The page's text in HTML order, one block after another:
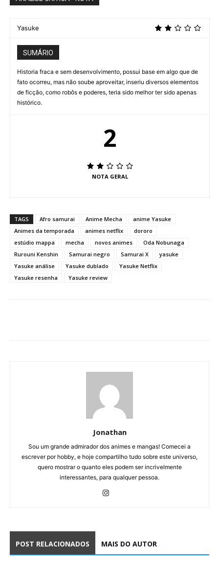
Yasuke
SUMÁRIO
Historia fraca e sem desenvolvimento, possui base em algo que de
fato ocorreu, mas não soube aproveitar, inseriu diversos elementos
de ficção, como robôs e poderes, teria sido melhor ter sido apenas
histórico.
2
NOTA GERAL
TAGS Afro samurai Anime Mecha
anime Yasuke
Animes da temporada
animes netflix
dororo
estúdio mappa
mecha novos animes
Oda Nobunaga
Rurouni Kenshin
Samurai negro Samurai X
yasuke
Yasuke análise
Yasuke dublado
Yasuke Netflix
Yasuke resenha
Yasuke review
Jonathan
Sou um grande admirador dos animes e mangas! Comecei a
escrever por hobby, e hoje compartilho tudo sobre este universo,
quero mostrar o quanto eles podem ser incrivelmente
interessantes, para qualquer pessoa.
POST RELACIONADOS MAIS DO AUTOR